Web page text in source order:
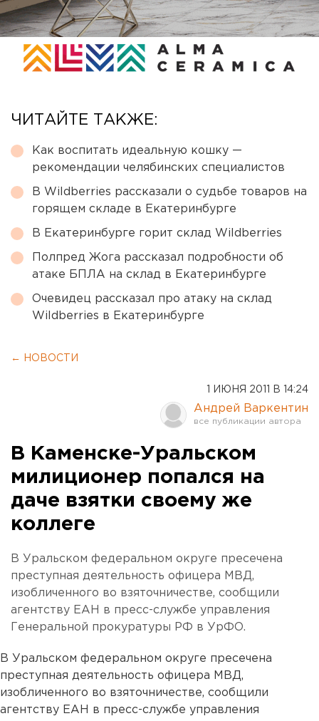
ЧИТАЙТЕ ТАКЖЕ:
Как воспитать идеальную кошку —
рекомендации челябинских специалистов
В Wildberries рассказали о судьбе товаров на
горящем складе в Екатеринбурге
В Екатеринбурге горит склад Wildberries
Полпред Жога рассказал подробности об
атаке БПЛА на склад в Екатеринбурге
Очевидец рассказал про атаку на склад
Wildberries в Екатеринбурге
← НОВОСТИ
1 ИЮНЯ 2011 В 14:24
Андрей Варкентин
В Каменске-Уральском
милиционер попался на
даче взятки своему же
коллеге
В Уральском федеральном округе пресечена
преступная деятельность офицера МВД,
изобличенного во взяточничестве, сообщили
агентству ЕАН в пресс-службе управления
Генеральной прокуратуры РФ в УрФО.
В Уральском федеральном округе пресечена
преступная деятельность офицера МВД,
изобличенного во взяточничестве, сообщили
агентству ЕАН в пресс-службе управления